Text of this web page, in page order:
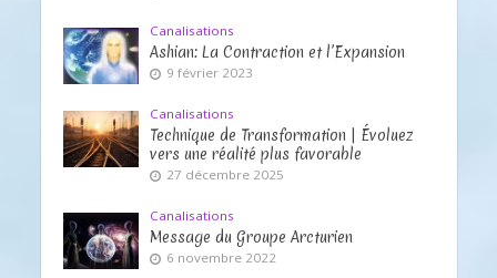
Canalisations
Ashian: La Contraction et l’Expansion
9 février 2023
Canalisations
Technique de Transformation | Évoluez
vers une réalité plus favorable
27 décembre 2025
Canalisations
Message du Groupe Arcturien
6 novembre 2022